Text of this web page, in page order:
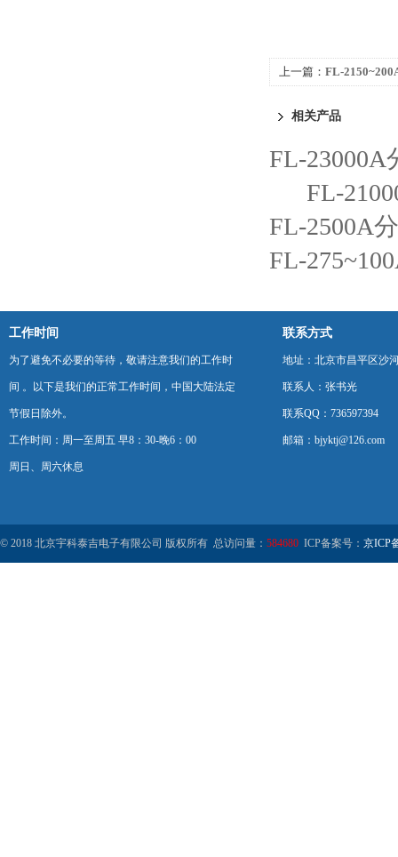
上一篇： FL-
相关产品
FL-23000A
FL-
FL-2500A
FL-
工作时间
为了避免不必要的等待，敬请注意我们的工作时
间 。以下是我们的正常工作时间，中国大陆法定
节假日除外。
工作时间：周一至周五 早8：30-晚6：00
周日、周六休息
联系方式
地址：北京市昌平区沙
联系人：张书光
联系QQ：736597394
邮箱：bjyktj@126.com
© 2018 北京宇科泰吉电子有限公司 版权所有 总访问量： 584680 ICP备案号： 京ICP